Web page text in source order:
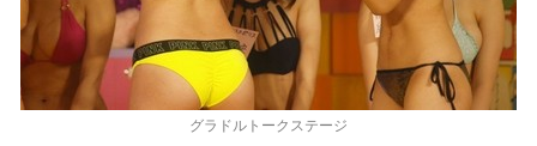
グラドルトークステージ